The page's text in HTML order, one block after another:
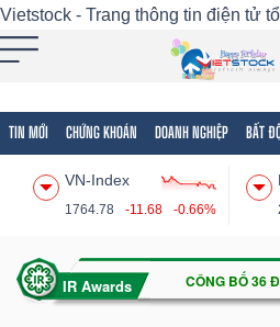
Vietstock - Trang thông tin điện tử
TIN MỚI CHỨNG KHOÁN DOANH NGHIỆP BẤT
VN-Index
1764.78 -11.68 -0.66%
Tất cả Tính năng Ngành
Tính
(-)
VIETSTOCK